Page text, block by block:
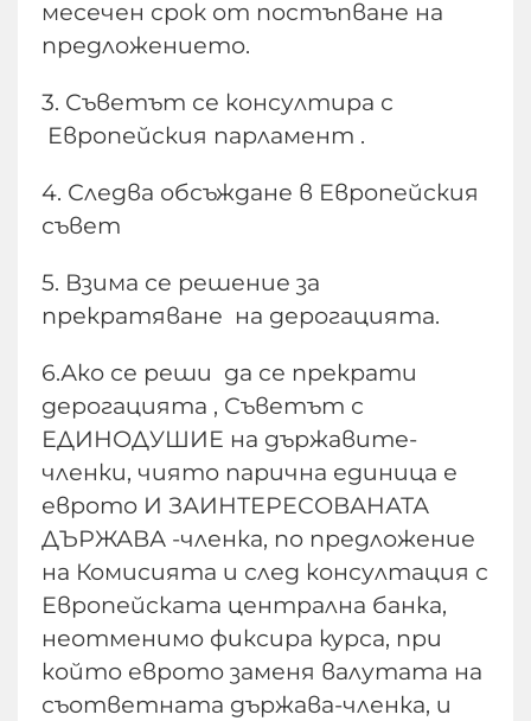
месечен срок от постъпване на
предложението.
3. Съветът се консултира с
Европейския парламент .
4. Следва обсъждане в Европейския
съвет
5. Взима се решение за
прекратяване на дерогацията.
6.Ако се реши да се прекрати
дерогацията , Съветът с
ЕДИНОДУШИЕ на държавите-
членки, чиято парична единица е
еврото И ЗАИНТЕРЕСОВАНАТА
ДЪРЖАВА -членка, по предложение
на Комисията и след консултация с
Европейската централна банка,
неотменимо фиксира курса, при
който еврото заменя валутата на
съответната държава-членка, и